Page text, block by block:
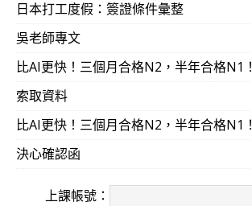
日本打工度假：簽證條件彙整
吳老師專文
比AI更快！三個月合格N2，半年合格N1！
索取資料
比AI更快！三個月合格N2，半年合格N1！
決心確認函
上課帳號：